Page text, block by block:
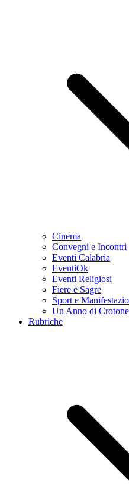
Cinema
Convegni e Incontri
Eventi Calabria
EventiOk
Eventi Religiosi
Fiere e Sagre
Sport e
Un Anno di
Rubriche